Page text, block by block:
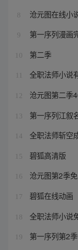
8 沧元图在线小
9 第一序列漫画
10 第二季
全职法师小说
12 沧元图第二季
13 第一序列江叙
14 全职法师斩空
15 碧狐高清版
16 沧元图第2季
17 碧狐在线动画
18 全职法师小说
19 第一序列第2